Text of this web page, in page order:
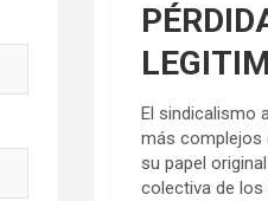
El sindicalismo
más complejos
su papel
colectiva de